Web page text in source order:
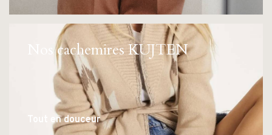
Nos cachemires KUJTEN
Tout en douceur